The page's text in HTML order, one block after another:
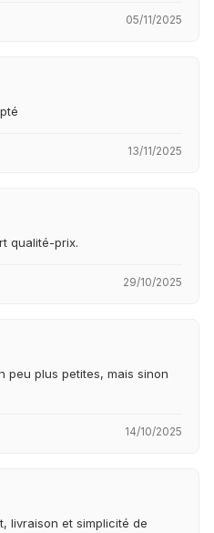
05/11/2025
13/11/2025
qualité-prix.
29/10/2025
peu plus petites, mais sinon
14/10/2025
livraison et simplicité de